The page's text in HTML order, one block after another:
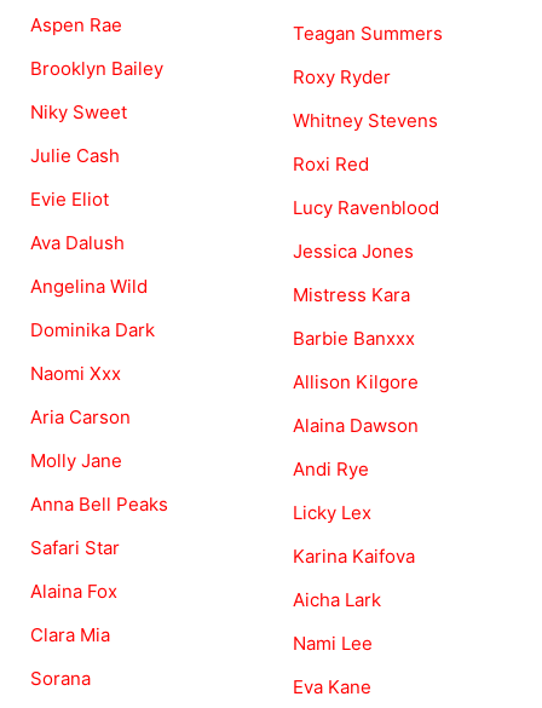
Aspen Rae
Brooklyn Bailey
Niky Sweet
Julie Cash
Evie Eliot
Ava Dalush
Angelina Wild
Dominika Dark
Naomi Xxx
Aria Carson
Molly Jane
Anna Bell Peaks
Safari Star
Alaina Fox
Clara Mia
Sorana
Teagan Summers
Roxy Ryder
Whitney Stevens
Roxi Red
Lucy Ravenblood
Jessica Jones
Mistress Kara
Barbie Banxxx
Allison Kilgore
Alaina Dawson
Andi Rye
Licky Lex
Karina Kaifova
Aicha Lark
Nami Lee
Eva Kane